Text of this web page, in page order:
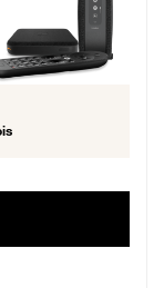
mois, Engagement 12 mois